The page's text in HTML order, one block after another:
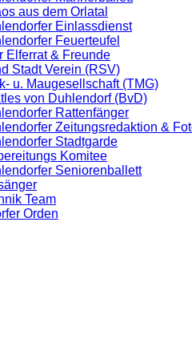
aus dem Orlatal
Einlassdienst
Feuerteufel
Elferrat & Freunde
Stadt Verein (RSV)
u. Maugesellschaft (TMG)
von Duhlendorf (BvD)
Rattenfänger
Zeitungsredaktion &
Stadtgarde
Komitee
Seniorenballett
Team
Orden